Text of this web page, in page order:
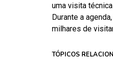
uma visita
Durante a
milhares de
TÓPICOS